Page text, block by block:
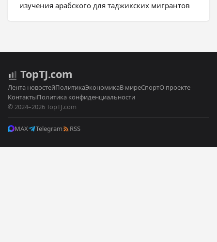
изучения арабского для таджикских мигрантов
TopTJ.com
Лента новостейПолитикаЭкономикаВ миреСпортО проекте
КонтактыПолитика конфиденциальности
© 2024–2026 TopTJ.com
MAX Telegram RSS